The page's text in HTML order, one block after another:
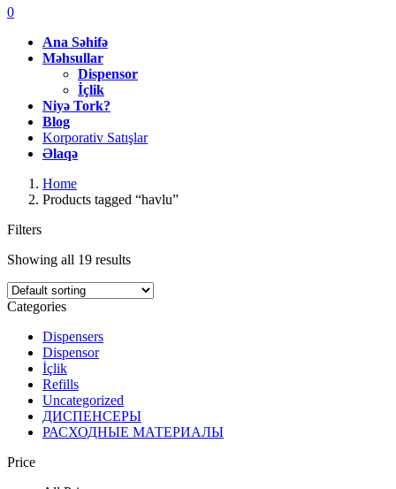
0
Ana Səhifə
Məhsullar
Dispensor
İçlik
Niyə Tork?
Blog
Korporativ Satışlar
Əlaqə
Home
Products tagged “havlu”
Filters
Showing all 19 results
Categories
Dispensers
Dispensor
İçlik
Refills
Uncategorized
ДИСПЕНСЕРЫ
РАСХОДНЫЕ МАТЕРИАЛЫ
Price